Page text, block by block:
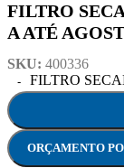
FILTRO
A ATÉ
SKU: 400336
FILTRO
ORÇAMENTO